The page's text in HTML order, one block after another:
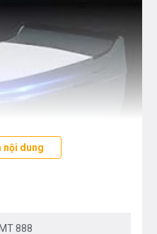
nội dung
MT 888